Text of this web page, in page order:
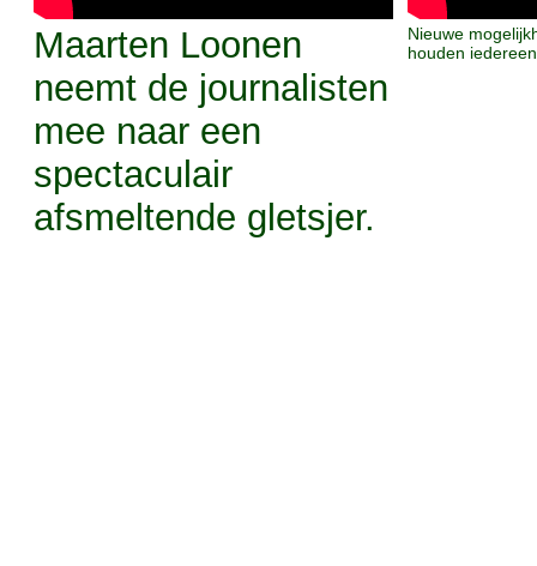
Maarten Loonen
neemt de journalisten
mee naar een
spectaculair
afsmeltende gletsjer.
Nieuwe
houden